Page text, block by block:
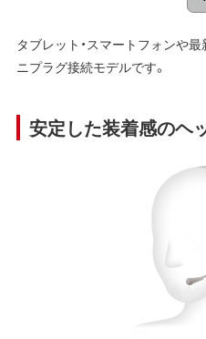
タブレット・スマートフォンや
ニプラグ接続モデルです。
安定した装着感のヘ